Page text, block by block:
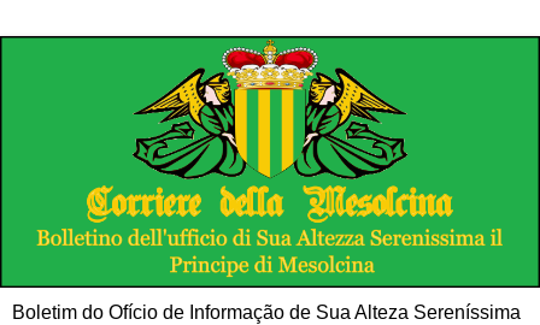
Boletim do Ofício de Informação de Sua Alteza Sereníssima